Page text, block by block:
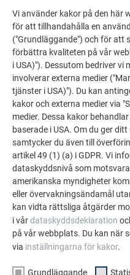
PREFA:s referensgalleri
aluminium kan
projekt med PREFA:s
tak, solenergi och
SE FLER REFERENSER
Vi använder kakor på den här
för att tillhandahålla en
("Grundläggande") och för
förbättra kvaliteten på vår
i USA)"). Dessutom bedriver
involverar externa medier
tjänster i USA)"). Du kan
kakor och externa medier via
medier. Dessa kakor
baserade i USA. Om du ger
samtycker du även till
artikel 49 (1) (a) i GDPR. Vi
dataskyddsnivå som
amerikanska myndigheter
eller övervakningsändamål
kan vidta rättsliga åtgärder
i vårdataskyddsdeklaration
på vår webbplats. Du kan när
via inställningarna för kakor.
Grundläggande